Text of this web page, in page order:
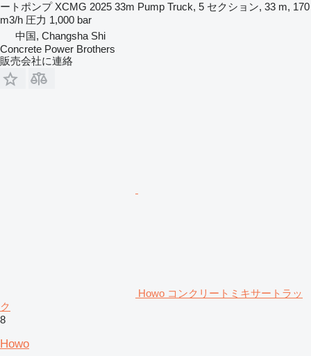
ートポンプ XCMG 2025 33m Pump Truck, 5 セクション, 33 m, 170
m3/h 圧力 1,000 bar
中国, Changsha Shi
Concrete Power Brothers
販売会社に連絡
Howo コンクリートミキサートラッ
ク
8
Howo